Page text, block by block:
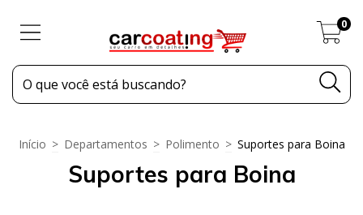
0
Início > Departamentos > Polimento > Suportes para Boina
Suportes para Boina